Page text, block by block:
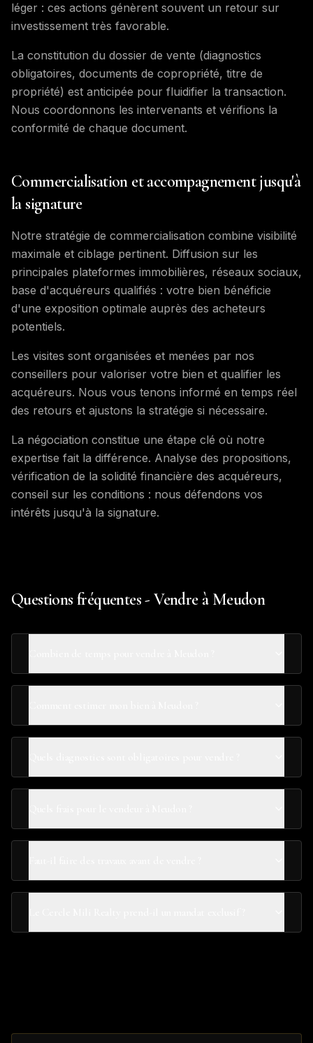
léger : ces actions génèrent souvent un retour sur
investissement très favorable.
La constitution du dossier de vente (diagnostics
obligatoires, documents de copropriété, titre de
propriété) est anticipée pour fluidifier la transaction.
Nous coordonnons les intervenants et vérifions la
conformité de chaque document.
Commercialisation et accompagnement jusqu'à
la signature
Notre stratégie de commercialisation combine visibilité
maximale et ciblage pertinent. Diffusion sur les
principales plateformes immobilières, réseaux sociaux,
base d'acquéreurs qualifiés : votre bien bénéficie
d'une exposition optimale auprès des acheteurs
potentiels.
Les visites sont organisées et menées par nos
conseillers pour valoriser votre bien et qualifier les
acquéreurs. Nous vous tenons informé en temps réel
des retours et ajustons la stratégie si nécessaire.
La négociation constitue une étape clé où notre
expertise fait la différence. Analyse des propositions,
vérification de la solidité financière des acquéreurs,
conseil sur les conditions : nous défendons vos
intérêts jusqu'à la signature.
Questions fréquentes - Vendre à Meudon